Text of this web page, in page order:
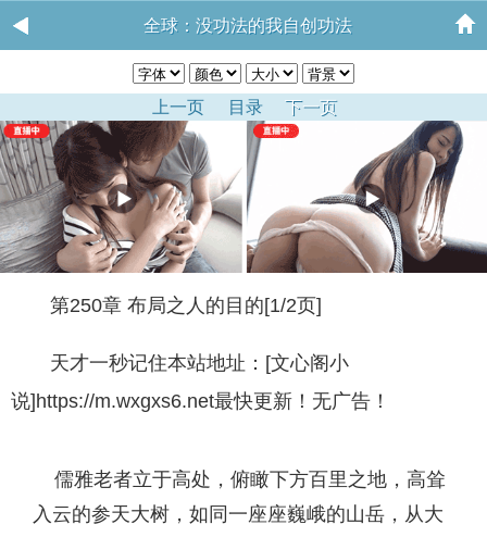
全球：没功法的我自创功法
上一页 目录 下一页
第250章 布局之人的目的[1/2页]
天才一秒记住本站地址：[文心阁小
说]https://m.wxgxs6.net最快更新！无广告！
儒雅老者立于高处，俯瞰下方百里之地，高耸
入云的参天大树，如同一座座巍峨的山岳，从大